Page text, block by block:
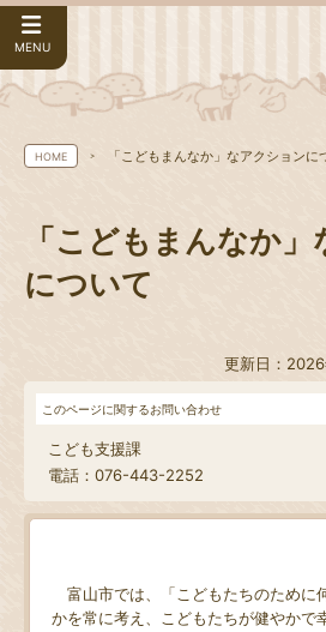
MENU
HOME 「こどもまんなか」なアクションに
「こどもまんなか
について
更新日：
このページに関するお問い合わせ
こども支援課
電話：076-443-2252
富山市では、「こどもたちのために
かを常に考え、こどもたちが健やかで